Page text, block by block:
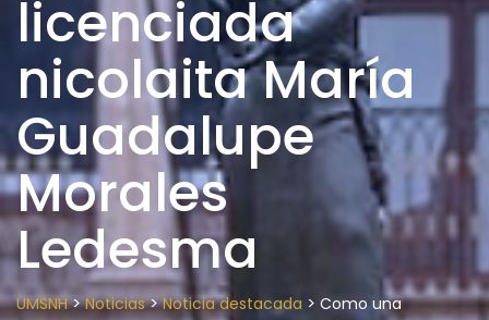
licenciada
nicolaita María
Guadalupe
Morales
Ledesma
UMSNH>Noticias>Noticia destacada > Como una